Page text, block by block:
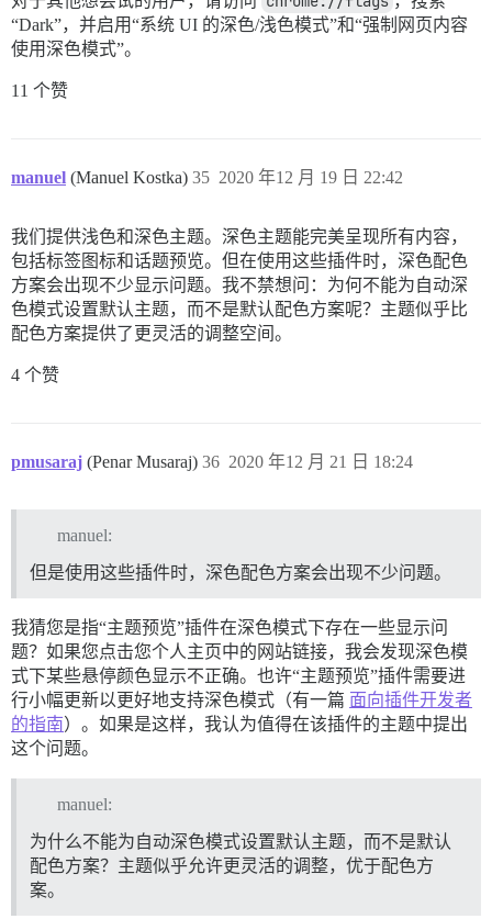
“Dark”，并启用“系统 UI 的深色/浅色模式”和“强制网页内容
使用深色模式”。
11 个赞
manuel (Manuel Kostka) 2020 年12 月 19 日 22:42
35
我们提供浅色和深色主题。深色主题能完美呈现所有内容，
包括标签图标和话题预览。但在使用这些插件时，深色配色
方案会出现不少显示问题。我不禁想问：为何不能为自动深
色模式设置默认主题，而不是默认配色方案呢？主题似乎比
配色方案提供了更灵活的调整空间。
4 个赞
pmusaraj (Penar Musaraj) 2020 年12 月 21 日 18:24
36
manuel:
但是使用这些插件时，深色配色方案会出现不少问题。
我猜您是指“主题预览”插件在深色模式下存在一些显示问
题？如果您点击您个人主页中的网站链接，我会发现深色模
式下某些悬停颜色显示不正确。也许“主题预览”插件需要进
行小幅更新以更好地支持深色模式（有一篇 面向插件开发者
的指南）。如果是这样，我认为值得在该插件的主题中提出
这个问题。
manuel:
为什么不能为自动深色模式设置默认主题，而不是默认
配色方案？主题似乎允许更灵活的调整，优于配色方
案。